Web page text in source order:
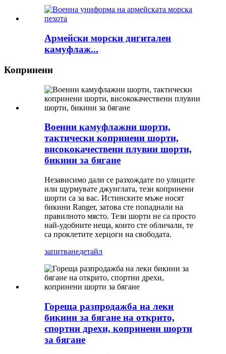
Армейски морски дигитален
камуфлаж...
Копринени
Военни камуфлажни шорти,
тактически копринени шорти,
висококачествени плувни шорти,
бикини за бягане
Независимо дали се разхождате по улиците
или щурмувате джунглата, тези копринени
шорти са за вас. Истинските мъже носят
бикини Ranger, затова сте попаднали на
правилното място. Тези шорти не са просто
най-удобните неща, които сте обличали, те
са проклетите херцоги на свободата.
запитванедетайл
Гореща разпродажба на леки
бикини за бягане на открито,
спортни дрехи, копринени шорти
за бягане